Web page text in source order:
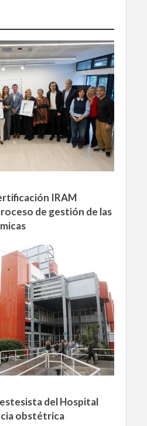
IRAM
de gestión de las
del Hospital
obstétrica